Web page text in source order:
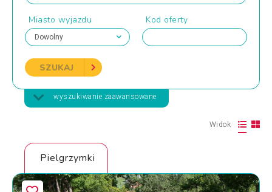
Miasto wyjazdu Kod oferty
SZUKAJ
wyszukiwanie zaawansowane
Widok
Pielgrzymki